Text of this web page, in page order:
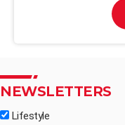
NEWSLETTERS
Lifestyle